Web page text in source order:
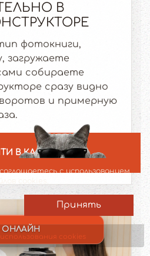
В
фотокниги,
загружаете
собираете
сразу видно
и примерную
В КАЛЬКУЛЯТОР
с использованием
Принять
cookies
ОНЛАЙН